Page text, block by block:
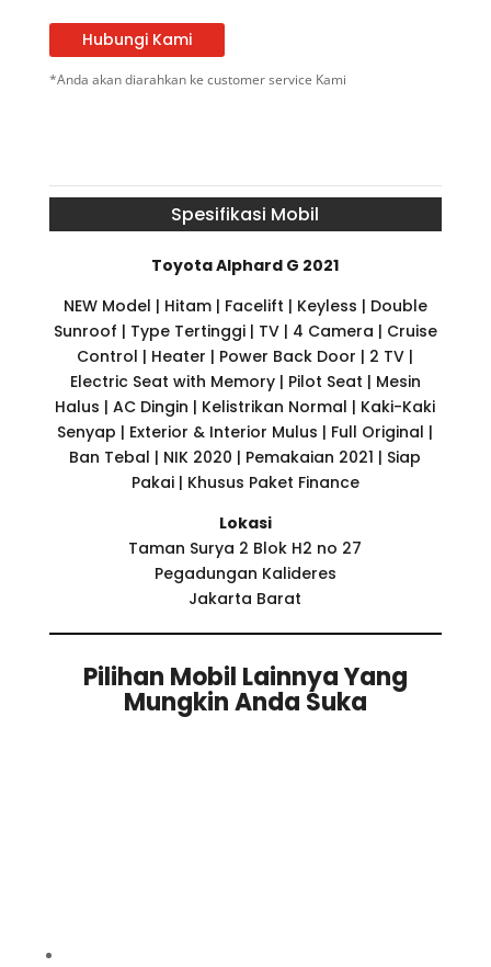
Hubungi Kami
*Anda akan diarahkan ke customer service Kami
Spesifikasi Mobil
Toyota Alphard G 2021
NEW Model | Hitam | Facelift | Keyless | Double
Sunroof | Type Tertinggi | TV | 4 Camera | Cruise
Control | Heater | Power Back Door | 2 TV |
Electric Seat with Memory | Pilot Seat | Mesin
Halus | AC Dingin | Kelistrikan Normal | Kaki-Kaki
Senyap | Exterior & Interior Mulus | Full Original |
Ban Tebal | NIK 2020 | Pemakaian 2021 | Siap
Pakai | Khusus Paket Finance
Lokasi
Taman Surya 2 Blok H2 no 27
Pegadungan Kalideres
Jakarta Barat
Pilihan Mobil Lainnya Yang
Mungkin Anda Suka